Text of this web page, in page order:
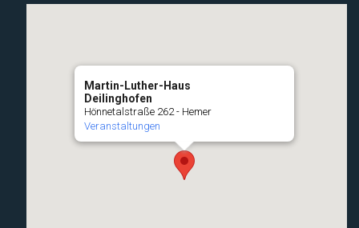
Martin-Luther-Haus
Deilinghofen
Hönnetalstraße 262 - Hemer
Veranstaltungen